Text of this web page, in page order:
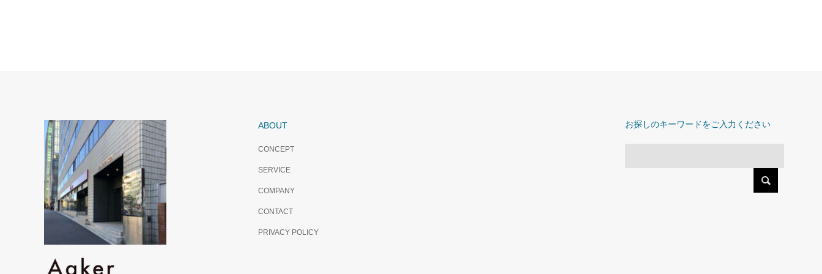
ABOUT
CONCEPT
SERVICE
COMPANY
CONTACT
PRIVACY POLICY
お探しのキーワードをご入力ください